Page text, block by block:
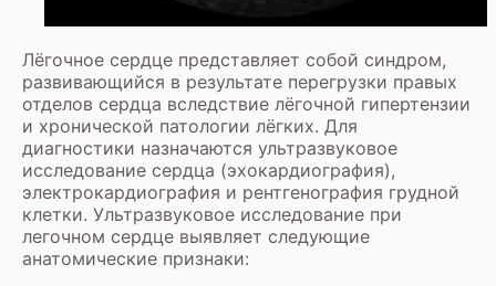
Лёгочное сердце представляет собой синдром,
развивающийся в результате перегрузки правых
отделов сердца вследствие лёгочной гипертензии
и хронической патологии лёгких. Для
диагностики назначаются ультразвуковое
исследование сердца (эхокардиография),
электрокардиография и рентгенография грудной
клетки. Ультразвуковое исследование при
легочном сердце выявляет следующие
анатомические признаки: